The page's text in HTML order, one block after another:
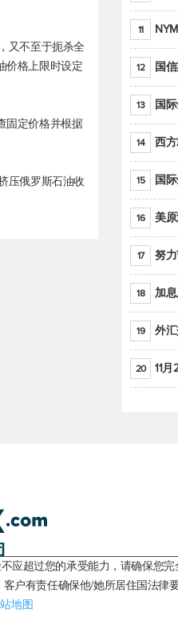
又不至于扼杀全
价格上限时设定
固定价格并根据
压俄罗斯石油收
11
12 国信
13 国际
14 西方
15 国
16 美原
17 努力
18 加息周
19 外汇
20 11
应超过您的承受能力，请确保您
有责任确保他/她所居住国法律
地图